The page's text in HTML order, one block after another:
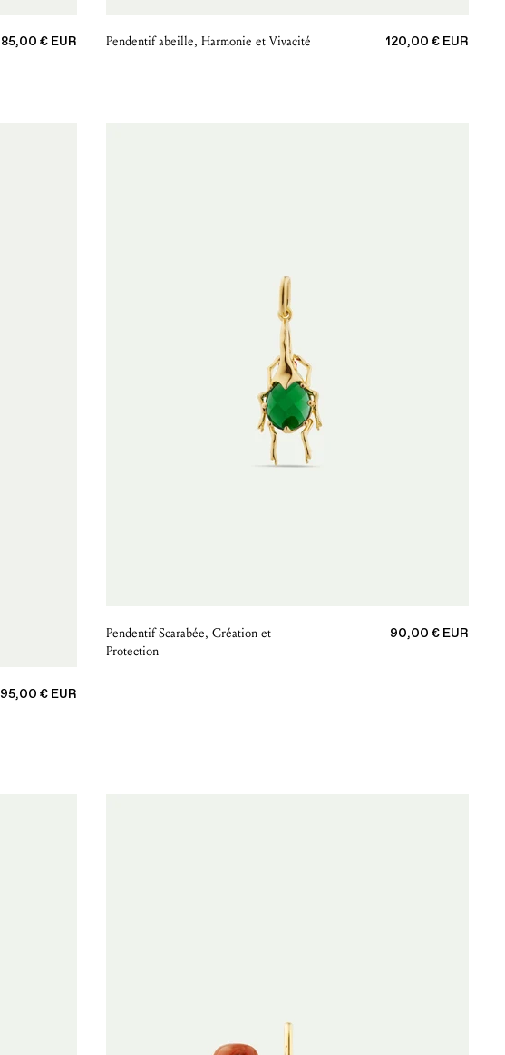
Prix de vente
85,00 € EUR Pendentif abeille, Harmonie et Vivacité Prix de vente
120,00 € EUR
Prix de vente
95,00 € EUR
Pendentif Scarabée, Création et
Protection
Prix de vente
90,00 € EUR